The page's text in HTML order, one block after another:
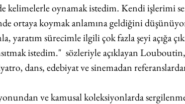
kelimelerle oynamak istedim. Kendi işlerimi
ortaya koymak anlamına geldiğini
yaratım sürecimle ilgili çok fazla şeyi açığa
istedim."  sözleriyle açıklayan
dans, edebiyat ve sinemadan
ve kamusal koleksiyonlarda